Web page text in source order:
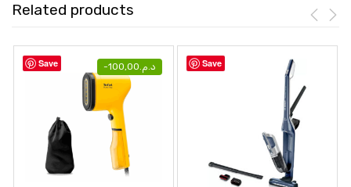
Related products
Save - د.م.100,00 Save